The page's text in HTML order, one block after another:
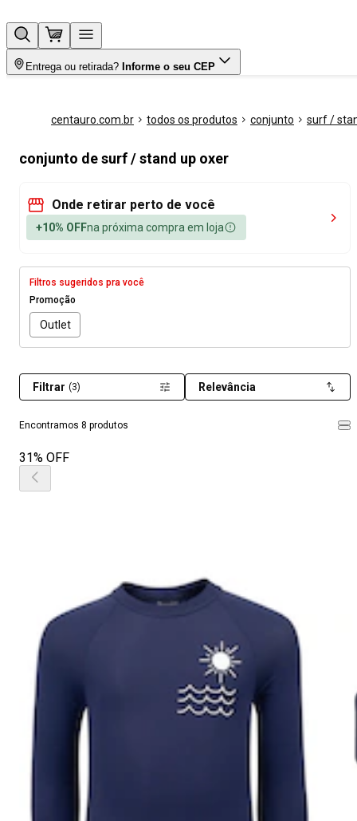
Entrega ou retirada? Informe o seu CEP
centauro.com.br todos os produtos conjunto surf /
conjunto de surf / stand up oxer
Onde retirar perto de você
+10% OFFna próxima compra em loja
Filtros sugeridos pra você
Promoção
Outlet
Encontramos 8 produtos
Filtrar (3) Relevância
31% OFF